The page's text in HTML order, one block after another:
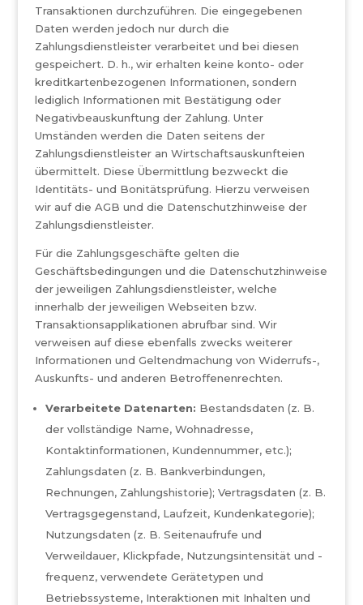
Transaktionen durchzuführen. Die eingegebenen
Daten werden jedoch nur durch die
Zahlungsdienstleister verarbeitet und bei diesen
gespeichert. D. h., wir erhalten keine konto- oder
kreditkartenbezogenen Informationen, sondern
lediglich Informationen mit Bestätigung oder
Negativbeauskunftung der Zahlung. Unter
Umständen werden die Daten seitens der
Zahlungsdienstleister an Wirtschaftsauskunfteien
übermittelt. Diese Übermittlung bezweckt die
Identitäts- und Bonitätsprüfung. Hierzu verweisen
wir auf die AGB und die Datenschutzhinweise der
Zahlungsdienstleister.
Für die Zahlungsgeschäfte gelten die
Geschäftsbedingungen und die Datenschutzhinweise
der jeweiligen Zahlungsdienstleister, welche
innerhalb der jeweiligen Webseiten bzw.
Transaktionsapplikationen abrufbar sind. Wir
verweisen auf diese ebenfalls zwecks weiterer
Informationen und Geltendmachung von Widerrufs-,
Auskunfts- und anderen Betroffenenrechten.
Verarbeitete Datenarten: Bestandsdaten (z. B.
der vollständige Name, Wohnadresse,
Kontaktinformationen, Kundennummer, etc.);
Zahlungsdaten (z. B. Bankverbindungen,
Rechnungen, Zahlungshistorie); Vertragsdaten (z. B.
Vertragsgegenstand, Laufzeit, Kundenkategorie);
Nutzungsdaten (z. B. Seitenaufrufe und
Verweildauer, Klickpfade, Nutzungsintensität und -
frequenz, verwendete Gerätetypen und
Betriebssysteme, Interaktionen mit Inhalten und